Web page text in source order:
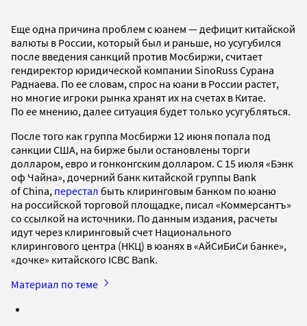
Еще одна причина проблем с юанем — дефицит китайской
валюты в России, который был и раньше, но усугубился
после введения санкций против Мосбиржи, считает
гендиректор юридической компании SinoRuss Сурана
Раднаева. По ее словам, спрос на юани в России растет,
но многие игроки рынка хранят их на счетах в Китае.
По ее мнению, далее ситуация будет только усугубляться.
После того как группа Мосбиржи 12 июня попала под
санкции США, на бирже были остановлены торги
долларом, евро и гонконгским долларом. С 15 июля «Бэнк
оф Чайна», дочерний банк китайской группы Bank
of China, перестал быть клиринговым банком по юаню
на российской торговой площадке, писал «Коммерсантъ»
со ссылкой на источники. По данным издания, расчеты
идут через клиринговый счет Национального
клирингового центра (НКЦ) в юанях в «АйСиБиСи банке»,
«дочке» китайского ICBC Bank.
Материал по теме